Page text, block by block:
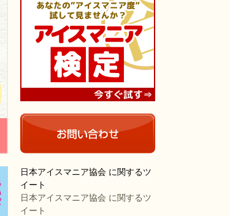
日本アイスマニア協会 に関するツ
イート
日本アイスマニア協会 に関するツ
イート